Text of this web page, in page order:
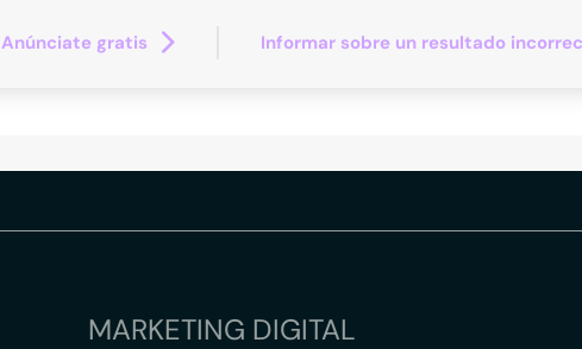
Anúnciate gratis Informar sobre un resultado
MARKETING DIGITAL